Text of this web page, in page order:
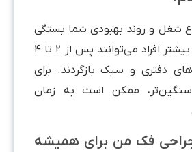
شغل و روند بهبودی شما بستگی
دارد. به طور کلی، بیشتر افراد می‌توانند پس از ۲ تا ۴
دفتری و سبک بازگردند. برای
ممکن است به زمان
جراحی فک من برای همیشه